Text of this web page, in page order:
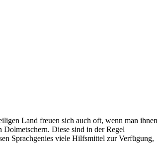
Land freuen sich auch oft, wenn man ihnen
Dolmetschern. Diese sind in der Regel
Sprachgenies viele Hilfsmittel zur Verfügung,